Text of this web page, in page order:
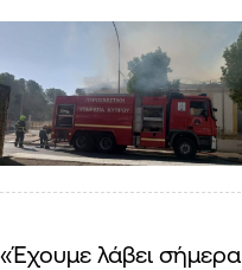
«Έχουμε λάβει